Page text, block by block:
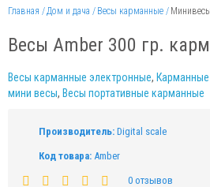
Главная Дом и дача Весы карманные
Весы Аmber 300 гр.
Весы карманные электронные,
мини весы, Весы портативные карманные
Производитель: Digital scale
Код товара: Аmber
0 отзывов